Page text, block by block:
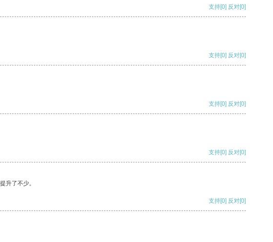
支持[0] 反对[0]
支持[0] 反对[0]
支持[0] 反对[0]
支持[0] 反对[0]
升了不少。
支持[0] 反对[0]